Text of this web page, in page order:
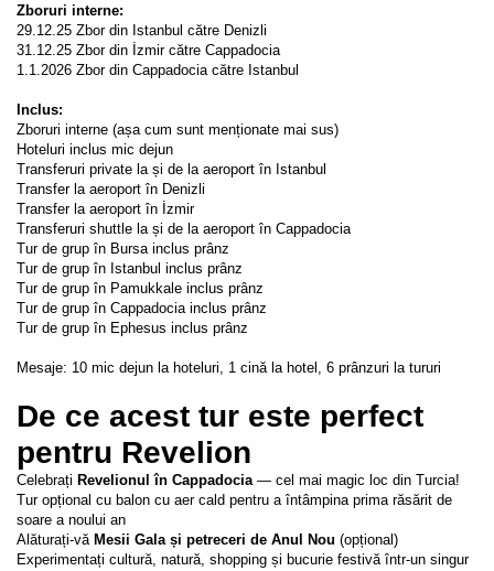
Zboruri interne:
29.12.25 Zbor din Istanbul către Denizli
31.12.25 Zbor din İzmir către Cappadocia
1.1.2026 Zbor din Cappadocia către Istanbul
Inclus:
Zboruri interne (așa cum sunt menționate mai sus)
Hoteluri inclus mic dejun
Transferuri private la și de la aeroport în Istanbul
Transfer la aeroport în Denizli
Transfer la aeroport în İzmir
Transferuri shuttle la și de la aeroport în Cappadocia
Tur de grup în Bursa inclus prânz
Tur de grup în Istanbul inclus prânz
Tur de grup în Pamukkale inclus prânz
Tur de grup în Cappadocia inclus prânz
Tur de grup în Ephesus inclus prânz
Mesaje: 10 mic dejun la hoteluri, 1 cină la hotel, 6 prânzuri la tururi
De ce acest tur este perfect
pentru Revelion
Celebrați Revelionul în Cappadocia — cel mai magic loc din Turcia!
Tur opțional cu balon cu aer cald pentru a întâmpina prima răsărit de
soare a noului an
Alăturați-vă Mesii Gala și petreceri de Anul Nou (opțional)
Experimentați cultură, natură, shopping și bucurie festivă într-un singur